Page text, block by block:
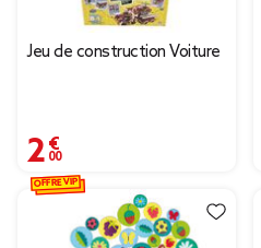
Jeu de construction Voiture
2,00 €
OFFRE VIP